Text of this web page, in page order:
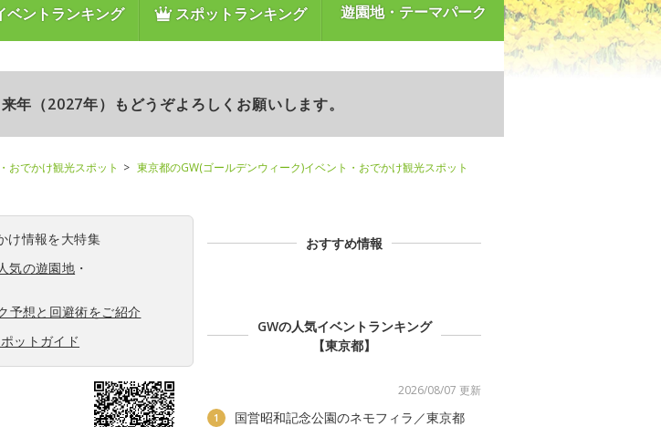
ベントランキング スポットランキング 遊園地・テーマパーク
年（2027年）もどうぞよろしくお願いします。
おでかけ観光スポット
東京都のGW(ゴールデンウィーク)イベント・おでかけ観光スポット
け情報を大特集
気の遊園地 ・
予想と回避術をご紹介
ットガイド
おすすめ情報
GWの人気イベントランキング
【東京都】
2026/08/07 更新
1 国営昭和記念公園のネモフィラ／東京都